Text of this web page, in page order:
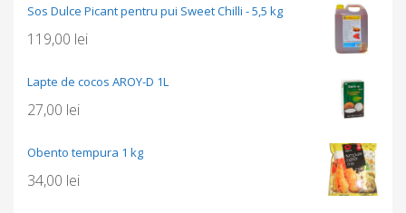
Sos Dulce Picant pentru pui Sweet Chilli - 5,5 kg
119,00 lei
Lapte de cocos AROY-D 1L
27,00 lei
Obento tempura 1 kg
34,00 lei